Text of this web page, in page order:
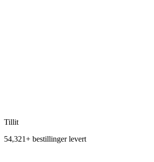
Tillit
54,321+ bestillinger levert